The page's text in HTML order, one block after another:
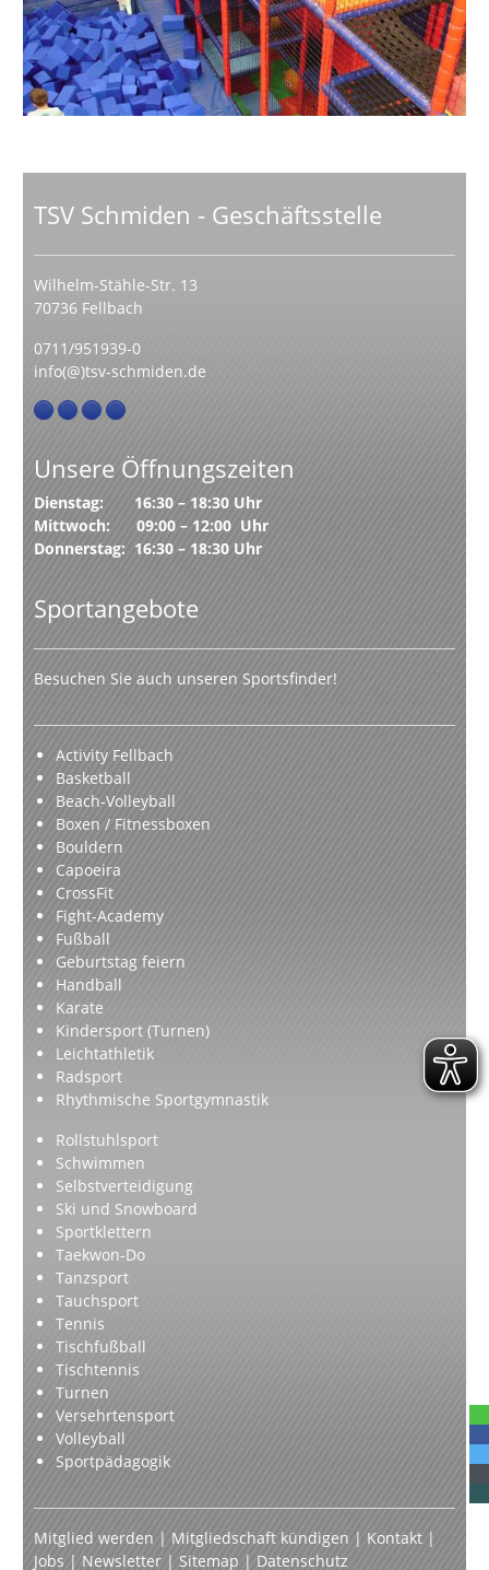
TSV Schmiden - Geschäftsstelle
Wilhelm-Stähle-Str. 13
70736 Fellbach
0711/951939-0
info(@)tsv-schmiden.de
Unsere Öffnungszeiten
Dienstag: 16:30 – 18:30 Uhr
Mittwoch: 09:00 – 12:00 Uhr
Donnerstag: 16:30 – 18:30 Uhr
Sportangebote
Besuchen Sie auch unseren Sportsfinder!
Activity Fellbach
Basketball
Beach-Volleyball
Boxen / Fitnessboxen
Bouldern
Capoeira
CrossFit
Fight-Academy
Fußball
Geburtstag feiern
Handball
Karate
Kindersport (Turnen)
Leichtathletik
Radsport
Rhythmische Sportgymnastik
Rollstuhlsport
Schwimmen
Selbstverteidigung
Ski und Snowboard
Sportklettern
Taekwon-Do
Tanzsport
Tauchsport
Tennis
Tischfußball
Tischtennis
Turnen
Versehrtensport
Volleyball
Sportpädagogik
Mitglied werden | Mitgliedschaft kündigen | Kontakt |
Jobs | Newsletter | Sitemap | Datenschutz